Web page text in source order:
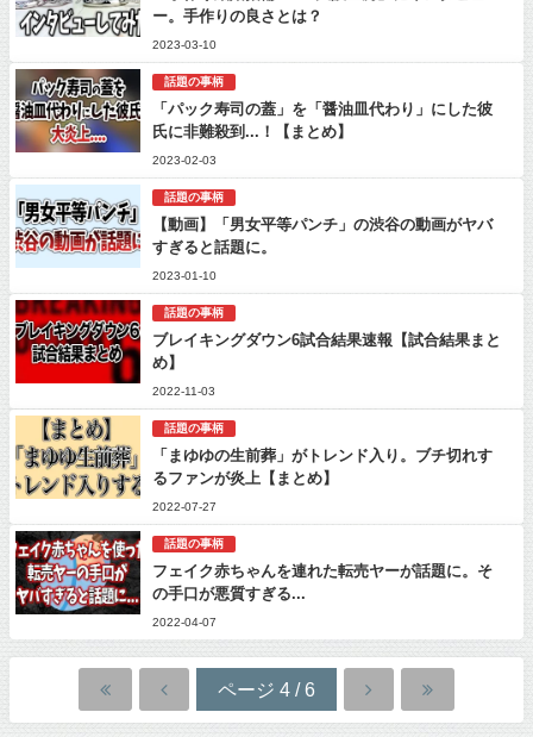
ー。手作りの良さとは？
2023-03-10
話題の事柄
「パック寿司の蓋」を「醤油皿代わり」にした彼
氏に非難殺到...！【まとめ】
2023-02-03
話題の事柄
【動画】「男女平等パンチ」の渋谷の動画がヤバ
すぎると話題に。
2023-01-10
話題の事柄
ブレイキングダウン6試合結果速報【試合結果まと
め】
2022-11-03
話題の事柄
「まゆゆの生前葬」がトレンド入り。ブチ切れす
るファンが炎上【まとめ】
2022-07-27
話題の事柄
フェイク赤ちゃんを連れた転売ヤーが話題に。そ
の手口が悪質すぎる...
2022-04-07
ページ 4 / 6